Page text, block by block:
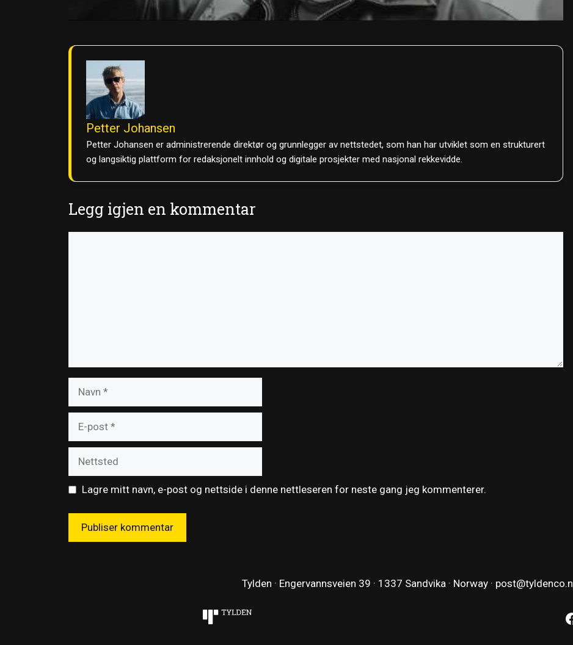
Petter Johansen
Petter Johansen er administrerende direktør og grunnlegger av nettstedet, som han har utviklet som en strukturert
og langsiktig plattform for redaksjonelt innhold og digitale prosjekter med nasjonal rekkevidde.
Legg igjen en kommentar
post
Lagre mitt navn, e-post og nettside i denne nettleseren for neste gang jeg kommenterer.
Tylden · Engervannsveien 39 · 1337 Sandvika · Norway ·